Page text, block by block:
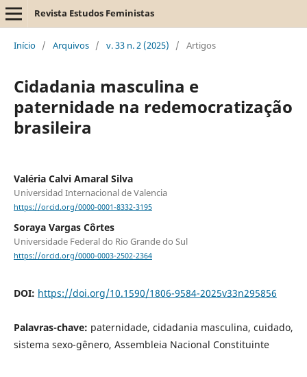
Revista Estudos Feministas
Início / Arquivos / v. 33 n. 2 (2025) / Artigos
Cidadania masculina e
paternidade na redemocratização
brasileira
Valéria Calvi Amaral Silva
Universidad Internacional de Valencia
https://orcid.org/0000-0001-8332-3195
Soraya Vargas Côrtes
Universidade Federal do Rio Grande do Sul
https://orcid.org/0000-0003-2502-2364
DOI: https://doi.org/10.1590/1806-9584-2025v33n295856
Palavras-chave: paternidade, cidadania masculina, cuidado,
sistema sexo-gênero, Assembleia Nacional Constituinte